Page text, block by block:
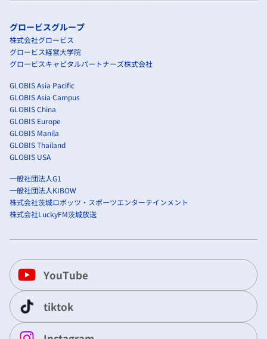
グロービスグループ
株式会社グロービス
グロービス経営大学院
グロービスキャピタルパートナーズ株式会社
GLOBIS Asia Pacific
GLOBIS Asia Campus
GLOBIS China
GLOBIS Europe
GLOBIS Manila
GLOBIS Thailand
GLOBIS USA
一般社団法人G1
一般社団法人KIBOW
株式会社茨城ロボッツ・スポーツエンターテインメント
株式会社LuckyFM茨城放送
YouTube
tiktok